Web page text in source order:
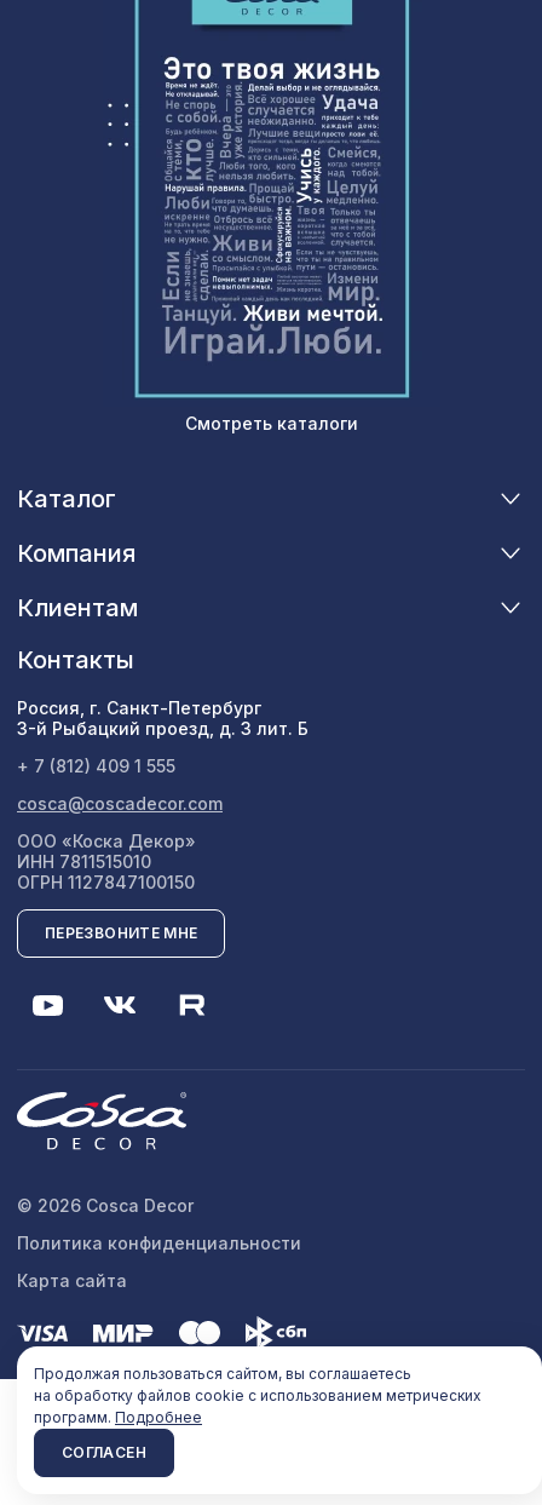
Смотреть каталоги
Каталог
Компания
Клиентам
Контакты
Россия, г. Санкт-Петербург
3-й Рыбацкий проезд, д. 3 лит. Б
+ 7 (812) 409 1 555
cosca@coscadecor.com
ООО «Коска Декор»
ИНН 7811515010
ОГРН 1127847100150
ПЕРЕЗВОНИТЕ МНЕ
© 2026 Cosca Decor
Политика конфиденциальности
Карта сайта
Продолжая пользоваться сайтом, вы соглашаетесь
на обработку файлов cookie с использованием метрических
программ. Подробнее
СОГЛАСЕН